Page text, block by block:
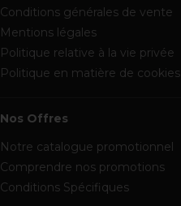
Conditions générales de vente
Mentions légales
Politique relative à la vie privée
Politique en matière de cookies
Nos Offres
Notre catalogue promotionnel
Comprendre nos promotions
Conditions Spécifiques